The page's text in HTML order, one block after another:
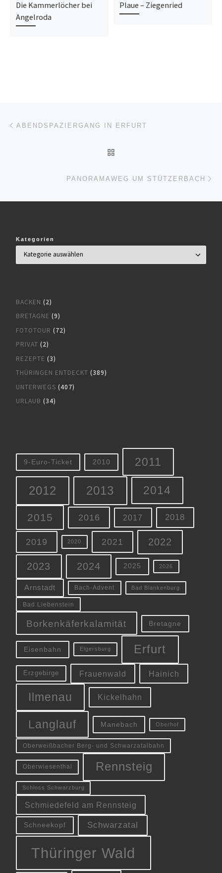
Die Kammerlöcher bei
Angelroda
Plaue – Ziegenried
Beitragsnavigation
ABENDSPAZIERGANG IN ERFURT
PANORAMAWEG UM STÜTZERBACH
Kategorien
BACKEN (2)
BRETAGNE (9)
FOTOTOUR (72)
PRIVAT (2)
REZEPTE (3)
THÜRINGEN ENTDECKT (389)
UNTERWEGS (407)
URLAUB (34)
9-Euro-Ticket 2010 2011
2012 2013 2014
2015 2016 2017 2018
2019 2020 2021 2022
2023 2024 2025 2026
Arnstadt Bach-Advent Bad Blankenburg
Bad Liebenstein
Borkenkäferkalamität Bretagne
Eisenbahn Elgersburg Erfurt
Erzgebirge Frauenwald Hainich
Ilmenau Kickelhahn
Langlauf Manebach Oberhof
Oberweißbacher Berg- und Schwarzatalbahn
Oberwiesenthal Rennsteig
Schloss Schwarzburg
Schmiedefeld am Rennsteig
Schneekopf Schwarzatal
Thüringer Wald